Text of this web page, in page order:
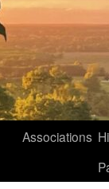
Associations